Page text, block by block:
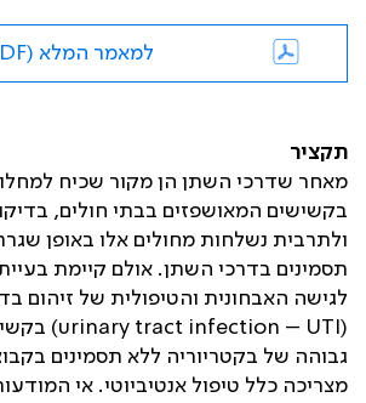
למאמר המלא (PDF)
תקציר
מאחר שדרכי השתן הן מקור שכיח
בקשישים המאושפזים בבתי חולים,
ולתרבית נשלחות מחולים אלו באופן
תסמינים בדרכי השתן. אולם קיימת
לגישה האבחונית והטיפולית של זיהום
(
urinary tract infection – UTI
)
גבוהה של בקטריוריה ללא תסמינים
מצריכה כלל טיפול אנטיביוטי. אי